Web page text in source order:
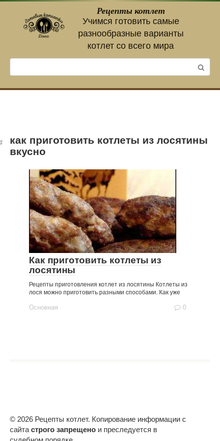
контенту
Рецепты котлет
Учимся готовить самые
разнообразные варианты
котлет со всего мира
как приготовить котлеты из лосятины
вкусно
Как приготовить котлеты из
лосятины
Рецепты приготовления котлет из лосятины Котлеты из
лося можно приготовить разными способами. Как уже
Основная 0
© 2026 Рецепты котлет. Копирование информации с
сайта строго запрещено и преследуется в